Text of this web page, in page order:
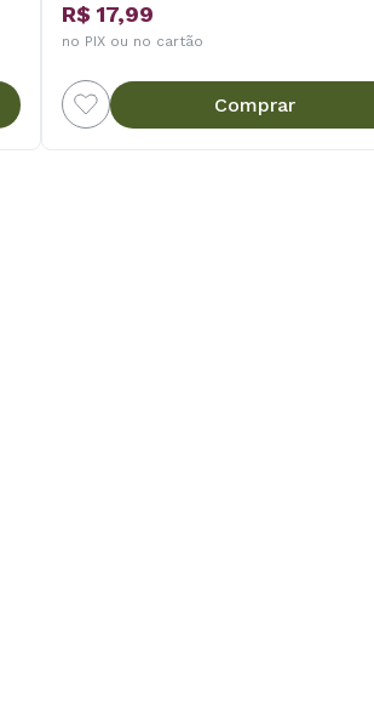
R$ 17,99
no PIX ou no cartão
Comprar